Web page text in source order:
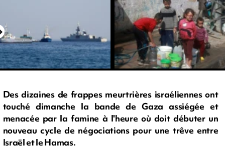
Des dizaines de frappes meurtrières israéliennes ont
touché dimanche la bande de Gaza assiégée et
menacée par la famine à l'heure où doit débuter un
nouveau cycle de négociations pour une trêve entre
Israël et le Hamas.